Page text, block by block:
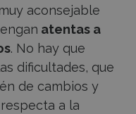
aconsejable
atentas a
. No hay que
dificultades, que
de cambios y
a la